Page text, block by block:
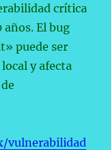
crítica
años. El bug
puede ser
y afecta
vulnerabilidad